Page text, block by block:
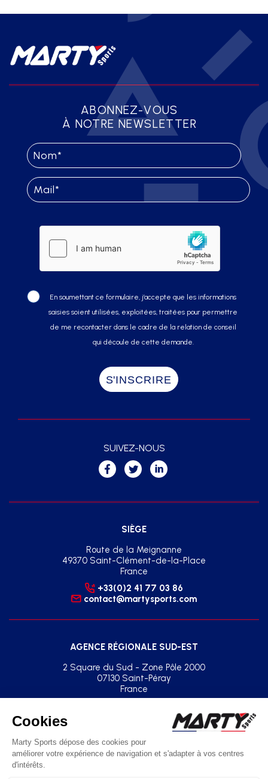
ABONNEZ-VOUS
À NOTRE NEWSLETTER
En soumettant ce formulaire, j’accepte que les informations
saisies soient utilisées, exploitées, traitées pour permettre
de me recontacter dans le cadre de la relation de conseil
qui découle de cette demande.
SIÈGE
Route de la Meignanne
49370 Saint-Clément-de-la-Place
France
+33(0)2 41 77 03 86
contact@martysports.com
AGENCE RÉGIONALE SUD-EST
2 Square du Sud - Zone Pôle 2000
07130 Saint-Péray
France
agence.sud.est@martysports.com
SUIVEZ-NOUS